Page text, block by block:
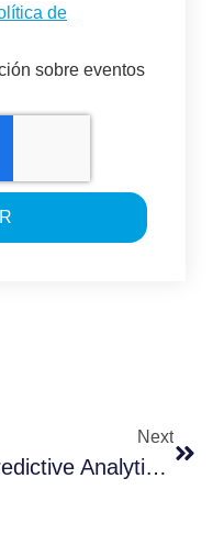
de
sobre eventos
Next
Predictive Analytics In Digital Transformation